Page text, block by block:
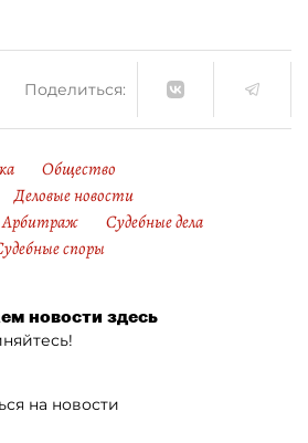
Поделиться:
Общество
Деловые новости
Арбитраж
Судебные дела
споры
новости здесь
на новости